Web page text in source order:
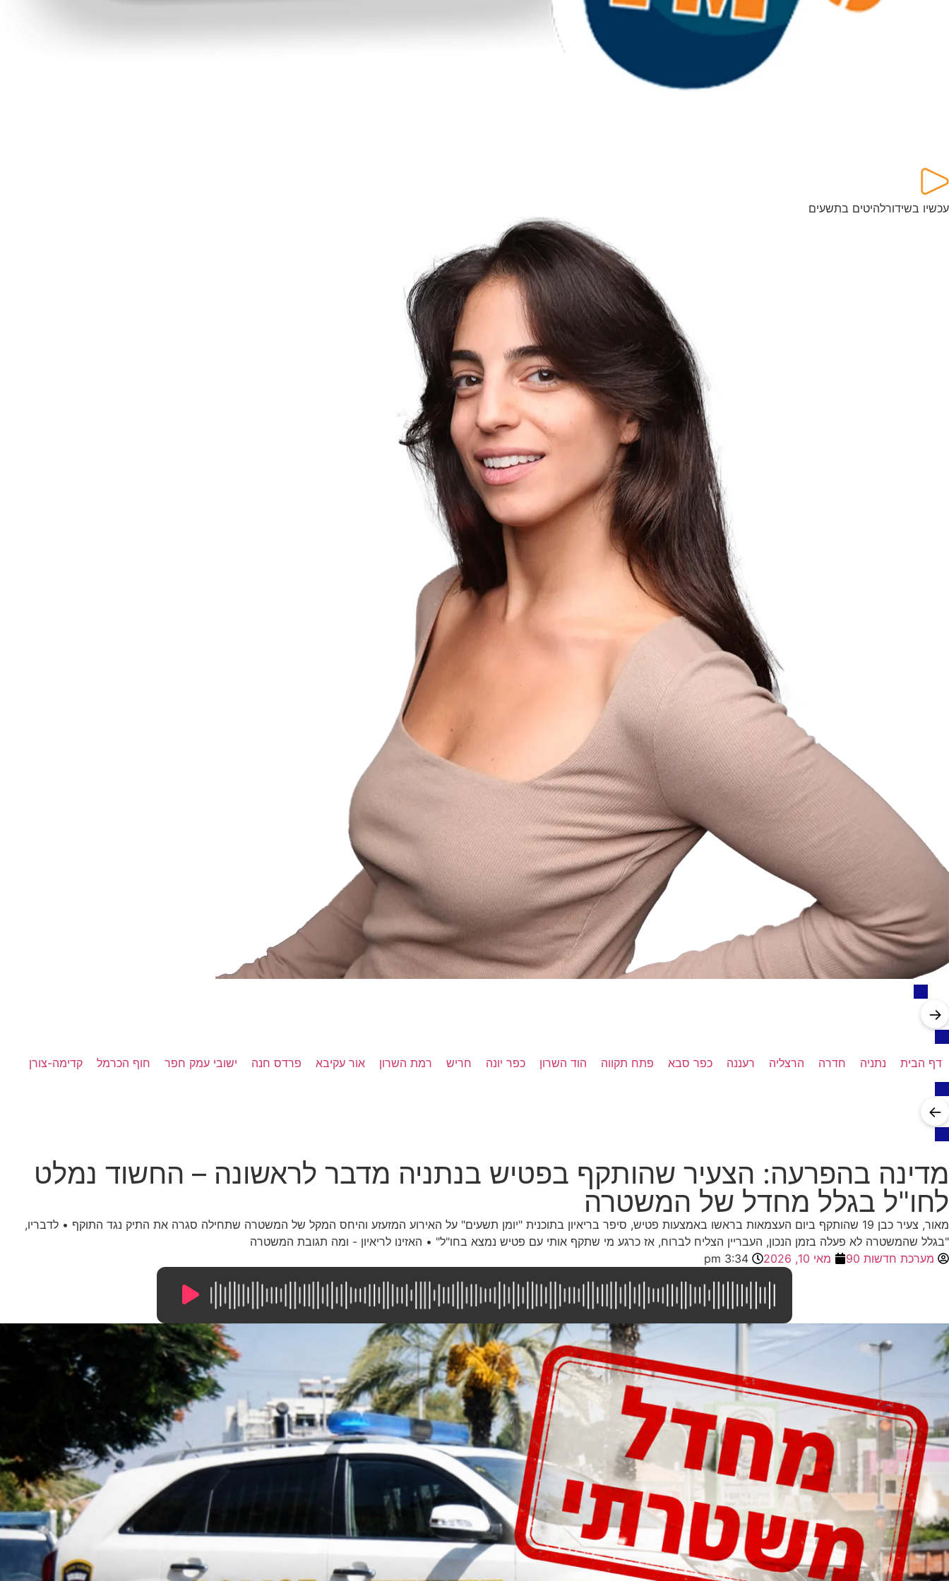
עכשיו בשידורלהיטים בתשעים
→
דף הבית נתניה חדרה הרצליה רעננה כפר סבא פתח תקווה הוד השרון כפר יונה חריש רמת השרון אור עקיבא פרדס חנה ישובי עמק חפר חוף הכרמל קדימה-צורן
←
מדינה בהפרעה: הצעיר שהותקף בפטיש בנתניה מדבר לראשונה – החשוד נמלט
לחו"ל בגלל מחדל של המשטרה
מאור, צעיר כבן 19 שהותקף ביום העצמאות בראשו באמצעות פטיש, סיפר בריאיון בתוכנית "יומן תשעים" על האירוע המזעזע והיחס המקל של המשטרה שתחילה סגרה את התיק נגד התוקף • לדבריו,
"בגלל שהמשטרה לא פעלה בזמן הנכון, העבריין הצליח לברוח, אז כרגע מי שתקף אותי עם פטיש נמצא בחו"ל" • האזינו לריאיון - ומה תגובת המשטרה
מערכת חדשות 90
מאי 10, 2026 3:34 pm